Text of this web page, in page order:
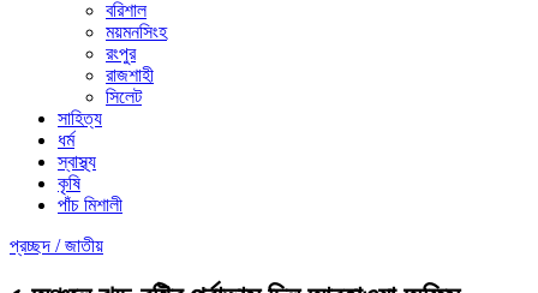
বরিশাল
ময়মনসিংহ
রংপুর
রাজশাহী
সিলেট
সাহিত্য
ধর্ম
স্বাস্থ্য
কৃষি
পাঁচ মিশালী
প্রচ্ছদ /জাতীয়